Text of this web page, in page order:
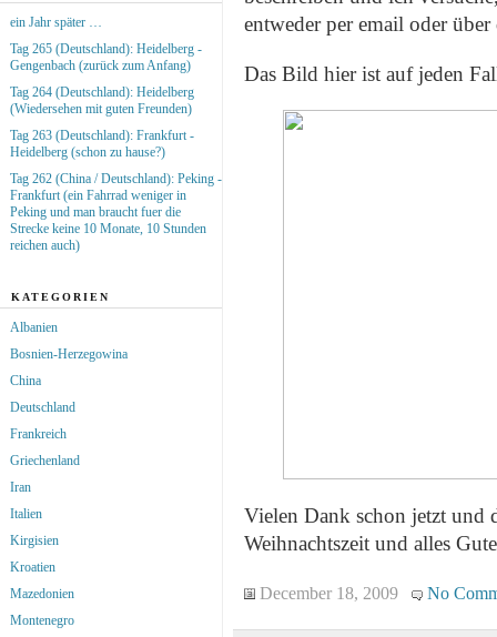
entweder per email oder
Das Bild hier ist auf jeden
Vielen Dank schon jetzt und
Weihnachtszeit und alles
December 18, 2009 No
ein Jahr später …
Tag 265 (Deutschland): Heidelberg -
Gengenbach (zurück zum Anfang)
Tag 264 (Deutschland): Heidelberg
(Wiedersehen mit guten Freunden)
Tag 263 (Deutschland): Frankfurt -
Heidelberg (schon zu hause?)
Tag 262 (China / Deutschland): Peking -
Frankfurt (ein Fahrrad weniger in
Peking und man braucht fuer die
Strecke keine 10 Monate, 10 Stunden
reichen auch)
KATEGORIEN
Albanien
Bosnien-Herzegowina
China
Deutschland
Frankreich
Griechenland
Iran
Italien
Kirgisien
Kroatien
Mazedonien
Montenegro